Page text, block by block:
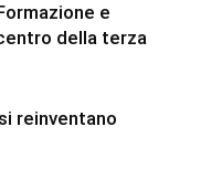
e
della terza
reinventano